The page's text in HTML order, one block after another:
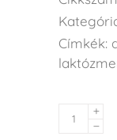
Címkék: